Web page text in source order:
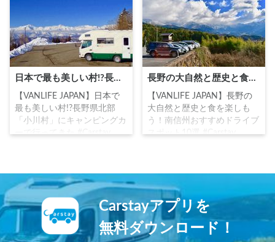
ています。
日本で最も美しい村!?長野県北部「小川村」にキャンピングカーで行ってきた
【VANLIFE JAPAN】日本で
最も美しい村!?長野県北部
「小川村」にキャンピングカ
ーで行ってきた #Carstay
長野の大自然と歴史と食を楽しもう！南信州おすすめドライブスポット10選
【VANLIFE JAPAN】長野の
大自然と歴史と食を楽しも
う！南信州おすすめドライブ
スポット10選 #Carstay
Carstayアプリを
無料ダウンロード！